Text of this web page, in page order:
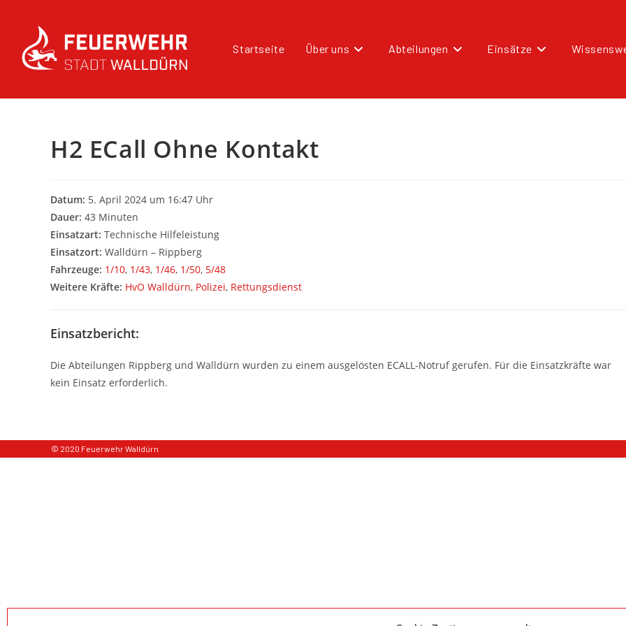
Startseite Über uns Abteilungen Einsätze
H2 ECall Ohne Kontakt
Datum: 5. April 2024 um 16:47 Uhr
Dauer: 43 Minuten
Einsatzart: Technische Hilfeleistung
Einsatzort: Walldürn – Rippberg
Fahrzeuge: 1/10, 1/43, 1/46, 1/50, 5/48
Weitere Kräfte: HvO Walldürn, Polizei, Rettungsdienst
Einsatzbericht:
Die Abteilungen Rippberg und Walldürn wurden zu einem ausgelösten ECALL-Notruf gerufen. Für die Einsatzkräfte war
kein Einsatz erforderlich.
© 2020 Feuerwehr Walldürn